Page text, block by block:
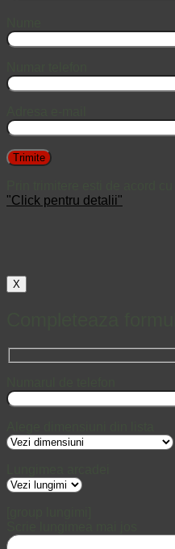
"Click pentru detalii"
X